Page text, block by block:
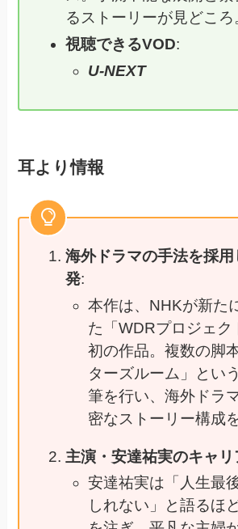
るストーリーが見どころ
視聴できるVOD:
U-NEXT
耳より情報
海外ドラマの手法を採用
発:
本作は、NHKが新た
た「WDRプロジェク
初の作品。複数の脚
ターズルーム」とい
筆を行い、海外ドラ
密なストーリー構成
主演・安達祐実のキャ
安達祐実は「人生最
しれない」と語るほ